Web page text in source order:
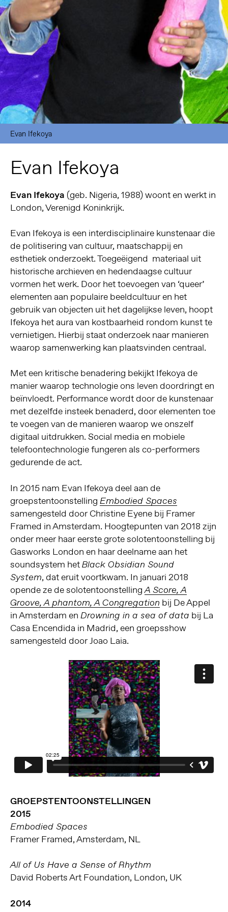
Evan Ifekoya
Evan Ifekoya
Evan Ifekoya (geb. Nigeria, 1988) woont en werkt in
London, Verenigd Koninkrijk.
Evan Ifekoya is een interdisciplinaire kunstenaar die
de politisering van cultuur, maatschappij en
esthetiek onderzoekt. Toegeëigend materiaal uit
historische archieven en hedendaagse cultuur
vormen het werk. Door het toevoegen van ‘queer’
elementen aan populaire beeldcultuur en het
gebruik van objecten uit het dagelijkse leven, hoopt
Ifekoya het aura van kostbaarheid rondom kunst te
vernietigen. Hierbij staat onderzoek naar manieren
waarop samenwerking kan plaatsvinden centraal.
Met een kritische benadering bekijkt Ifekoya de
manier waarop technologie ons leven doordringt en
beïnvloedt. Performance wordt door de kunstenaar
met dezelfde insteek benaderd, door elementen toe
te voegen van de manieren waarop we onszelf
digitaal uitdrukken. Social media en mobiele
telefoontechnologie fungeren als co-performers
gedurende de act.
In 2015 nam Evan Ifekoya deel aan de
groepstentoonstelling Embodied Spaces
samengesteld door Christine Eyene bij Framer
Framed in Amsterdam. Hoogtepunten van 2018 zijn
onder meer haar eerste grote solotentoonstelling bij
Gasworks London en haar deelname aan het
soundsystem hetBlack Obsidian Sound
System, dat eruit voortkwam. In januari 2018
opende ze de solotentoonstellingA Score, A
Groove, A phantom, A Congregation bij De Appel
in Amsterdam en Drowning in a sea of data bij La
Casa Encendida in Madrid, een groepsshow
samengesteld door Joao Laia.
GROEPSTENTOONSTELLINGEN
2015
Embodied Spaces
Framer Framed, Amsterdam, NL
All of Us Have a Sense of Rhythm
David Roberts Art Foundation, London, UK
2014